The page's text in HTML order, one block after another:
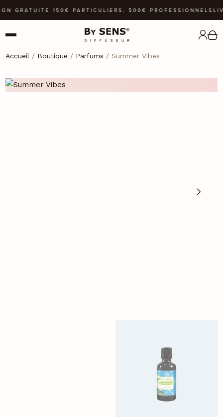
GRATUITE 150€ PARTICULIERS, 500€ PROFESSIONNELS
Accueil / Boutique / Parfums / Summer Vibes